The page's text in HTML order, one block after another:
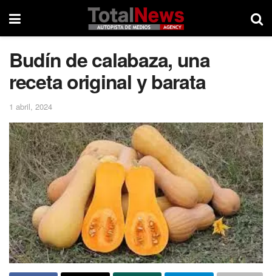
Budín de calabaza, una
receta original y barata
1 abril, 2024